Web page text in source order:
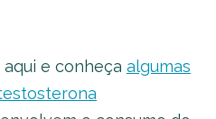
e conheça algumas